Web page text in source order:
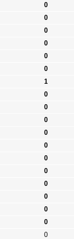
0
0
0
0
0
0
1
0
0
0
0
0
0
0
0
0
0
0
0